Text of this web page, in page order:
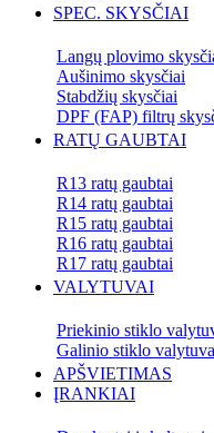
SPEC. SKYSČIAI
Langų plovimo
Aušinimo skysčiai
Stabdžių skysčiai
DPF (FAP) filtrų
RATŲ GAUBTAI
R13 ratų gaubtai
R14 ratų gaubtai
R15 ratų gaubtai
R16 ratų gaubtai
R17 ratų gaubtai
VALYTUVAI
Priekinio stiklo
Galinio stiklo
APŠVIETIMAS
ĮRANKIAI